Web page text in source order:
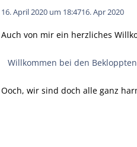
16. April 2020 um 18:4716. Apr 2020
Auch von mir ein herzliches
Willkommen bei den
Ooch, wir sind doch alle ganz